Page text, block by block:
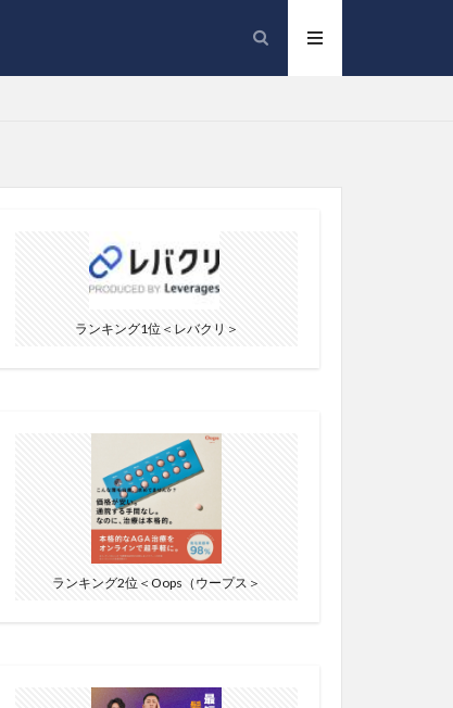
ランキング1位＜レバクリ＞
ランキング2位＜Oops（ウープス＞